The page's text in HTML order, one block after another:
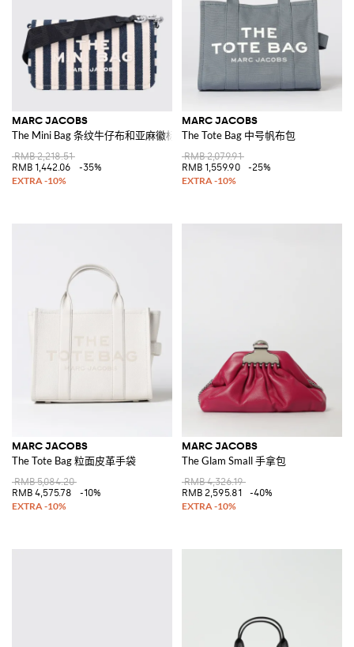
MARC JACOBS
The Mini Bag 条纹牛仔布和亚麻徽标斜挎包
RMB 2,218.51
RMB 1,442.06
-35%
MARC JACOBS
The Tote Bag 中号帆布包
RMB 2,079.91
RMB 1,559.90
-25%
MARC JACOBS
The Tote Bag 粒面皮革手袋
RMB 5,084.20
RMB 4,575.78
-10%
MARC JACOBS
The Glam Small 手拿包
RMB 4,326.19
RMB 2,595.81
-40%